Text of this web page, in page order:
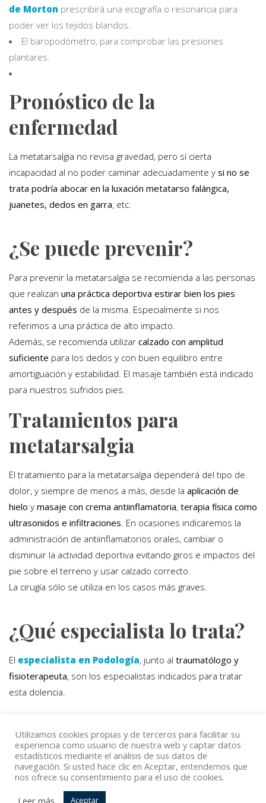
de Morton prescribirá una ecografía o resonancia para
poder ver los tejidos blandos.
El baropodómetro, para comprobar las presiones
plantares.
Pronóstico de la
enfermedad
La metatarsalgia no revisa gravedad, pero sí cierta
incapacidad al no poder caminar adecuadamente y si no se
trata podría abocar en la luxación metatarso falángica,
juanetes, dedos en garra, etc.
¿Se puede prevenir?
Para prevenir la metatarsalgia se recomienda a las personas
que realizan una práctica deportiva estirar bien los pies
antes y después de la misma. Especialmente si nos
referimos a una práctica de alto impacto.
Además, se recomienda utilizar calzado con amplitud
suficiente para los dedos y con buen equilibro entre
amortiguación y estabilidad. El masaje también está indicado
para nuestros sufridos pies.
Tratamientos para
metatarsalgia
El tratamiento para la metatarsalgia dependerá del tipo de
dolor, y siempre de menos a más, desde la aplicación de
hielo y masaje con crema antiinflamatoria, terapia física como
ultrasonidos e infiltraciones. En ocasiones indicaremos la
administración de antiinflamatorios orales, cambiar o
disminuir la actividad deportiva evitando giros e impactos del
pie sobre el terreno y usar calzado correcto.
La cirugía sólo se utiliza en los casos más graves.
¿Qué especialista lo trata?
El especialista en Podología, junto al traumatólogo y
fisioterapeuta, son los especialistas indicados para tratar
esta dolencia.
Volver
© Copyright Top Doctors 2020. All Right Reserved. Designed
Utilizamos cookies propias y de terceros para facilitar su
experiencia como usuario de nuestra web y captar datos
estadísticos mediante el análisis de sus datos de
navegación. Si usted hace clic en Aceptar, entendemos que
nos ofrece su consentimiento para el uso de cookies.
Leer más
Aceptar